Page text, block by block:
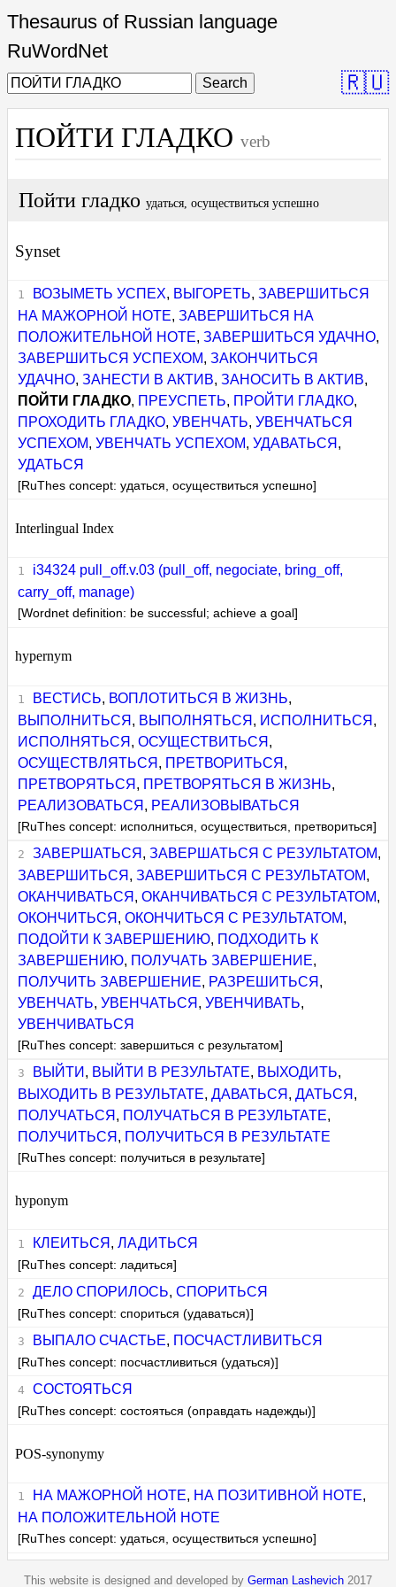
Thesaurus of Russian language
RuWordNet
Search 🇷🇺
ПОЙТИ ГЛАДКО verb
Пойти гладко удаться, осуществиться успешно
Synset
ВОЗЫМЕТЬ УСПЕХ, ВЫГОРЕТЬ, ЗАВЕРШИТЬСЯ
НА МАЖОРНОЙ НОТЕ,ЗАВЕРШИТЬСЯ НА
ПОЛОЖИТЕЛЬНОЙ НОТЕ,ЗАВЕРШИТЬСЯ УДАЧНО,
ЗАВЕРШИТЬСЯ УСПЕХОМ,ЗАКОНЧИТЬСЯ
УДАЧНО,ЗАНЕСТИ В АКТИВ,ЗАНОСИТЬ В АКТИВ,
ПОЙТИ ГЛАДКО, ПРЕУСПЕТЬ, ПРОЙТИ ГЛАДКО,
ПРОХОДИТЬ ГЛАДКО,УВЕНЧАТЬ,УВЕНЧАТЬСЯ
УСПЕХОМ,УВЕНЧАТЬ УСПЕХОМ,УДАВАТЬСЯ ,
УДАТЬСЯ
[RuThes concept: удаться, осуществиться успешно]
Interlingual Index
i34324 pull_off.v.03 (pull_off, negociate, bring_off,
carry_off, manage)
[Wordnet definition: be successful; achieve a goal]
hypernym
ВЕСТИСЬ, ВОПЛОТИТЬСЯ В ЖИЗНЬ,
ВЫПОЛНИТЬСЯ , ВЫПОЛНЯТЬСЯ , ИСПОЛНИТЬСЯ ,
ИСПОЛНЯТЬСЯ ,ОСУЩЕСТВИТЬСЯ ,
ОСУЩЕСТВЛЯТЬСЯ , ПРЕТВОРИТЬСЯ ,
ПРЕТВОРЯТЬСЯ , ПРЕТВОРЯТЬСЯ В ЖИЗНЬ,
РЕАЛИЗОВАТЬСЯ , РЕАЛИЗОВЫВАТЬСЯ
[RuThes concept: исполниться, осуществиться, претвориться]
ЗАВЕРШАТЬСЯ , ЗАВЕРШАТЬСЯ С РЕЗУЛЬТАТОМ,
ЗАВЕРШИТЬСЯ ,ЗАВЕРШИТЬСЯ С РЕЗУЛЬТАТОМ,
ОКАНЧИВАТЬСЯ ,ОКАНЧИВАТЬСЯ С РЕЗУЛЬТАТОМ,
ОКОНЧИТЬСЯ ,ОКОНЧИТЬСЯ С РЕЗУЛЬТАТОМ,
ПОДОЙТИ К ЗАВЕРШЕНИЮ, ПОДХОДИТЬ К
ЗАВЕРШЕНИЮ, ПОЛУЧАТЬ ЗАВЕРШЕНИЕ,
ПОЛУЧИТЬ ЗАВЕРШЕНИЕ, РАЗРЕШИТЬСЯ ,
УВЕНЧАТЬ,УВЕНЧАТЬСЯ ,УВЕНЧИВАТЬ,
УВЕНЧИВАТЬСЯ
[RuThes concept: завершиться с результатом]
ВЫЙТИ , ВЫЙТИ В РЕЗУЛЬТАТЕ, ВЫХОДИТЬ,
ВЫХОДИТЬ В РЕЗУЛЬТАТЕ,ДАВАТЬСЯ ,ДАТЬСЯ ,
ПОЛУЧАТЬСЯ , ПОЛУЧАТЬСЯ В РЕЗУЛЬТАТЕ,
ПОЛУЧИТЬСЯ , ПОЛУЧИТЬСЯ В РЕЗУЛЬТАТЕ
[RuThes concept: получиться в результате]
hyponym
КЛЕИТЬСЯ , ЛАДИТЬСЯ
[RuThes concept: ладиться]
ДЕЛО СПОРИЛОСЬ, СПОРИТЬСЯ
[RuThes concept: спориться (удаваться)]
ВЫПАЛО СЧАСТЬЕ, ПОСЧАСТЛИВИТЬСЯ
[RuThes concept: посчастливиться (удаться)]
СОСТОЯТЬСЯ
[RuThes concept: состояться (оправдать надежды)]
POS-synonymy
НА МАЖОРНОЙ НОТЕ, НА ПОЗИТИВНОЙ НОТЕ,
НА ПОЛОЖИТЕЛЬНОЙ НОТЕ
[RuThes concept: удаться, осуществиться успешно]
This website is designed and developed by German Lashevich 2017